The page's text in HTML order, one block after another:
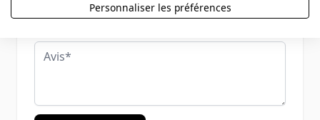
Avis
Personnaliser les préférences